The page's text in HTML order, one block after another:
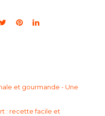
et gourmande - Une
: recette facile et